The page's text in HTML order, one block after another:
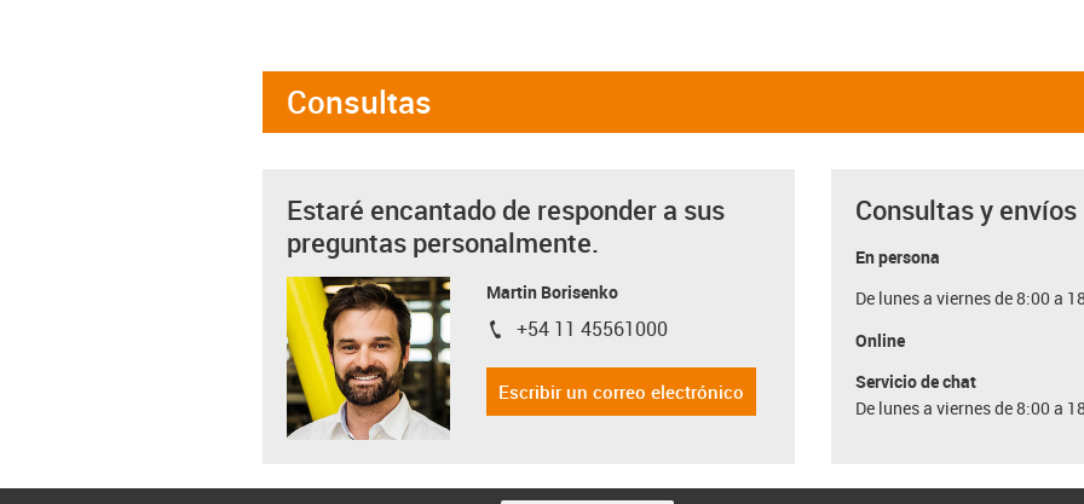
Consultas
Estaré encantado de responder a sus
preguntas personalmente.
Martin Borisenko
igus-icon-phone
+54 11 45561000
Escribir un correo electrónico
Consultas y envíos
En persona
De lunes a viernes de 8:00 a
Online
Servicio de chat
De lunes a viernes de 8:00 a